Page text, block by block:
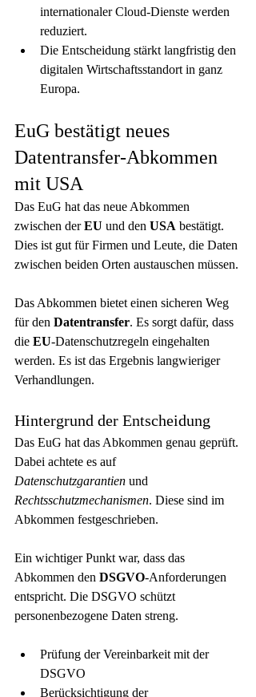
internationaler Cloud-Dienste werden
reduziert.
Die Entscheidung stärkt langfristig den
digitalen Wirtschaftsstandort in ganz
Europa.
EuG bestätigt neues
Datentransfer-Abkommen
mit USA
Das EuG hat das neue Abkommen
zwischen der EU und den USA bestätigt.
Dies ist gut für Firmen und Leute, die Daten
zwischen beiden Orten austauschen müssen.
Das Abkommen bietet einen sicheren Weg
für den Datentransfer. Es sorgt dafür, dass
die EU-Datenschutzregeln eingehalten
werden. Es ist das Ergebnis langwieriger
Verhandlungen.
Hintergrund der Entscheidung
Das EuG hat das Abkommen genau geprüft.
Dabei achtete es auf
Datenschutzgarantien und
Rechtsschutzmechanismen. Diese sind im
Abkommen festgeschrieben.
Ein wichtiger Punkt war, dass das
Abkommen den DSGVO-Anforderungen
entspricht. Die DSGVO schützt
personenbezogene Daten streng.
Prüfung der Vereinbarkeit mit der
DSGVO
Berücksichtigung der